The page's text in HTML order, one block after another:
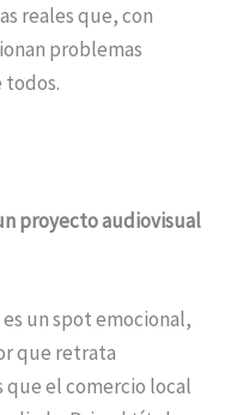
reales que, con
problemas
todos.
proyecto audiovisual
un spot emocional,
que retrata
que el comercio local